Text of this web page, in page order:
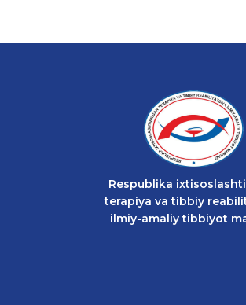
Respublika
terapiya va tibbiy
ilmiy-amaliy tibbiyot